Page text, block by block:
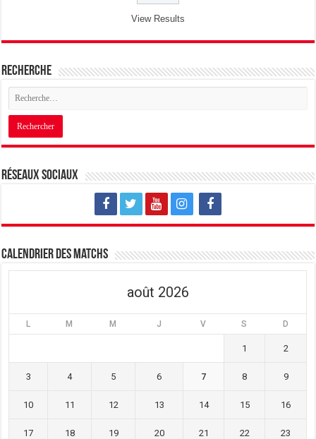
View Results
Recherche
Réseaux sociaux
Calendrier des matchs
août 2026
L M M J V S D
1 2
3 4 5 6 7 8 9
10 11 12 13 14 15 16
17 18 19 20 21 22 23